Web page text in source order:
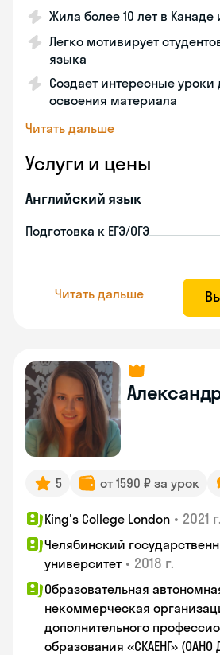
Жила более 10 лет в
Легко мотивирует
языка
Создает интересные уроки
освоения материала
Читать дальше
Услуги и цены
Английский язык
Подготовка к ЕГЭ/ОГЭ
Читать дальше
5 от 1590 ₽ за урок
King's College London • 2021 г.
Челябинский
университет • 2018 г.
Образовательная
некоммерческая
дополнительного
образования «СКАЕНГ» (ОАНО